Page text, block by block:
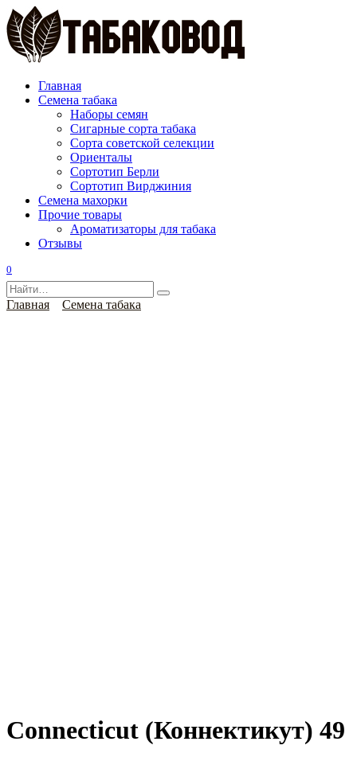
Перейти
к
содержанию
Главная
Семена табака
Наборы семян
Сигарные сорта табака
Сорта советской селекции
Ориенталы
Сортотип Берли
Сортотип Вирджиния
Семена махорки
Прочие товары
Ароматизаторы для табака
Отзывы
0
Search
for:
Главная Семена табака
Connecticut (Коннектикут) 49